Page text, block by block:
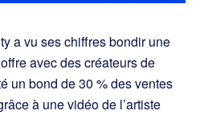
a vu ses chiffres bondir une
avec des créateurs de
un bond de 30 % des ventes
à une vidéo de l’artiste